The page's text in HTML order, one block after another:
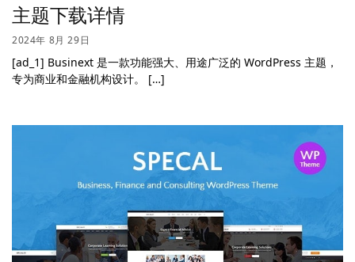
主题下载详情
2024年 8月 29日
[ad_1] Businext 是一款功能强大、用途广泛的 WordPress 主题，
专为商业和金融机构设计。 […]